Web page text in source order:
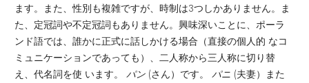
ます。また、性別も複雑ですが、時制は3つしかありません。ま
た、定冠詞や不定冠詞もありません。興味深いことに、ポーラ
ンド語では、誰かに正式に話しかける場合（直接の個人的 なコ
ミュニケーションであっても）、二人称から三人称に切り替
え、代名詞を使 います。パン (さん）です。パニ (夫妻）また